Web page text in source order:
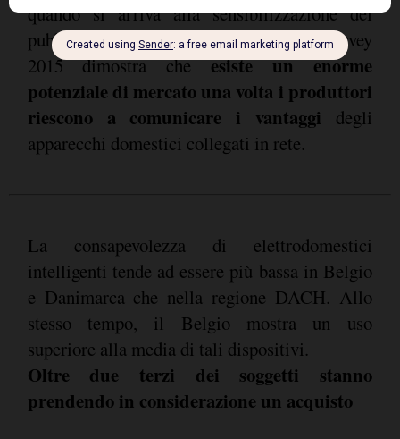
quando si arriva alla sensibilizzazione del
pubblico. Il Bauknecht Connectivity Survey
2015 dimostra cheesiste un enorme
potenziale di mercato una volta i produttori
riescono a comunicare i vantaggi degli
apparecchi domestici collegati in rete.
La consapevolezza di elettrodomestici
intelligenti tende ad essere più bassa in Belgio
e Danimarca che nella regione DACH. Allo
stesso tempo, il Belgio mostra un uso
superiore alla media di tali dispositivi.
Oltre due terzi dei soggetti stanno
prendendo in considerazione un acquisto